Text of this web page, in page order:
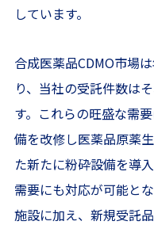
しています。
合成医薬品CDMO市場
り、当社の受託件数は
す。これらの旺盛な需
備を改修し医薬品原薬
た新たに粉砕設備を導
需要にも対応が可能と
施設に加え、新規受託